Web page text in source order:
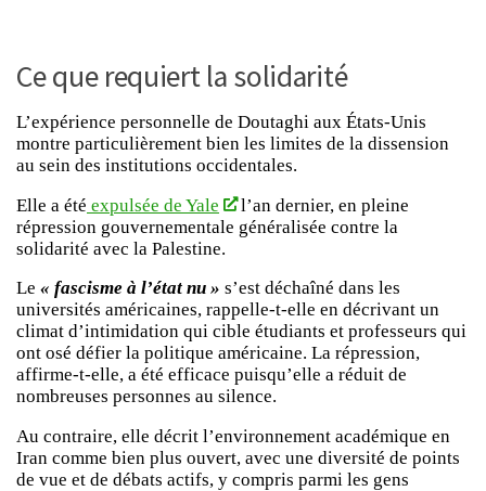
Ce que requiert la solidarité
L’expérience personnelle de Doutaghi aux États-Unis
montre particulièrement bien les limites de la dissension
au sein des institutions occidentales.
Elle a été expulsée de Yale
l’an dernier, en pleine
répression gouvernementale généralisée contre la
solidarité avec la Palestine.
Le « fascisme à l’état nu » s’est déchaîné dans les
universités américaines, rappelle-t-elle en décrivant un
climat d’intimidation qui cible étudiants et professeurs qui
ont osé défier la politique américaine. La répression,
affirme-t-elle, a été efficace puisqu’elle a réduit de
nombreuses personnes au silence.
Au contraire, elle décrit l’environnement académique en
Iran comme bien plus ouvert, avec une diversité de points
de vue et de débats actifs, y compris parmi les gens